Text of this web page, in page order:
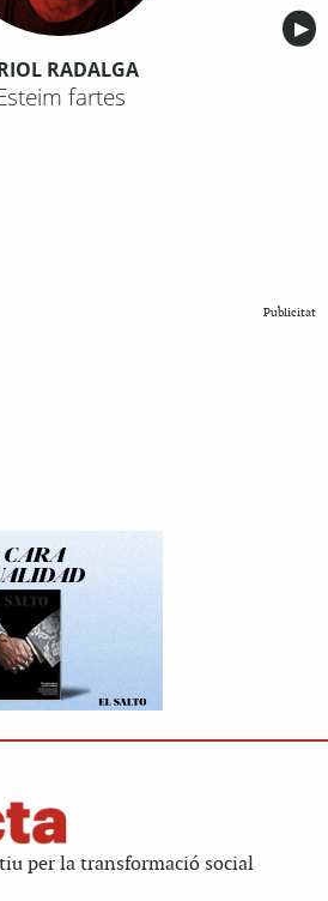
▶︎
RADALGA
fartes
Publicitat
per la transformació social